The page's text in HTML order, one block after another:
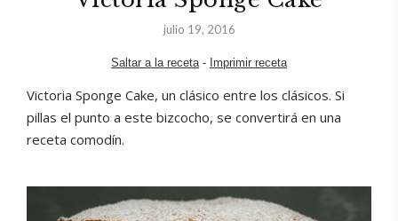
julio 19, 2016
Saltar a la receta- Imprimir receta
Victoria Sponge Cake, un clásico entre los clásicos. Si
pillas el punto a este bizcocho, se convertirá en una
receta comodín.